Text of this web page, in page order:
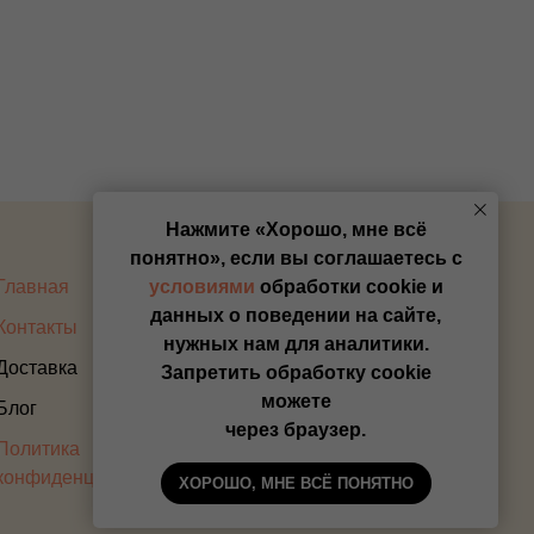
Нажмите «Хорошо, мне всё
понятно», если вы соглашаетесь с
условиями обработки cookie и
данных о поведении на сайте,
нужных нам для аналитики.
Запретить обработку cookie
можете
через браузер.
ХОРОШО, МНЕ ВСЁ ПОНЯТНО
Главная
Контакты
Блог
Политика
Оплата
Прайс